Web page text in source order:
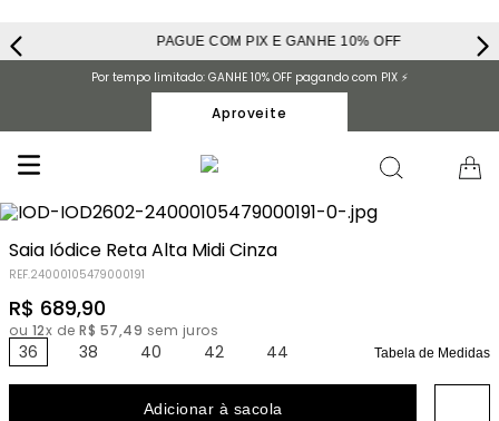
PAGUE COM PIX E GANHE 10% OFF
Por tempo limitado: GANHE 10% OFF pagando com PIX ⚡️
Aproveite
Saia Iódice Reta Alta Midi Cinza
REF.24000105479000191
R$ 689,90
ou 12x de R$ 57,49 sem juros
36 38 40 42 44 Tabela de Medidas
Adicionar à sacola